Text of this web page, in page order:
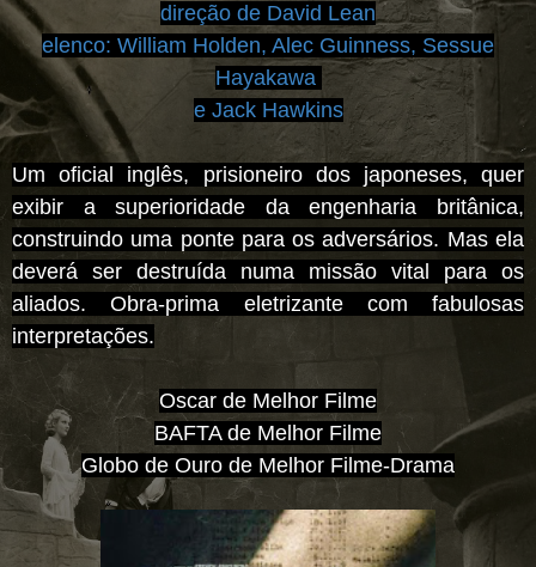
direção de David Lean
elenco: William Holden, Alec Guinness, Sessue
Hayakawa
e Jack Hawkins
Um oficial inglês, prisioneiro dos japoneses, quer
exibir a superioridade da engenharia britânica,
construindo uma ponte para os adversários. Mas ela
deverá ser destruída numa missão vital para os
aliados. Obra-prima eletrizante com fabulosas
interpretações.
Oscar de Melhor Filme
BAFTA de Melhor Filme
Globo de Ouro de Melhor Filme-Drama